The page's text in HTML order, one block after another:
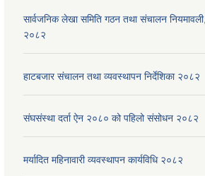
सार्वजनिक लेखा समिति गठन तथा संचालन नियमावली,
२०८२
हाटबजार संचालन तथा व्यवस्थापन निर्देशिका २०८२
संघसंस्था दर्ता ऐन २०८० को पहिलो संसोधन २०८२
मर्यादित महिनावारी व्यवस्थापन कार्यविधि २०८२